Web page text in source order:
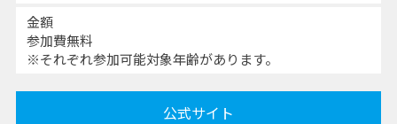
金額
参加費無料
※それぞれ参加可能対象年齢があります。
公式サイト